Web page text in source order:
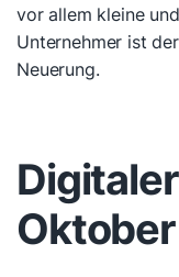
vor allem kleine
Unternehmer ist
Neuerung.